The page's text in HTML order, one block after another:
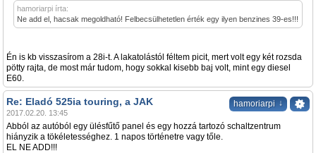
hamoriarpi írta:
Ne add el, hacsak megoldható! Felbecsülhetetlen érték egy ilyen benzines 39-es!!!
Én is kb visszasírom a 28i-t. A lakatolástól féltem picit, mert volt egy két rozsda
pötty rajta, de most már tudom, hogy sokkal kisebb baj volt, mint egy diesel
E60.
hamoriarpi ↓
Re: Eladó 525ia touring, a JAK
2017.02.20. 13:45
Abból az autóból egy ülésfűtő panel és egy hozzá tartozó schaltzentrum
hiányzik a tökéletességhez. 1 napos történetre vagy tőle.
EL NE ADD!!!